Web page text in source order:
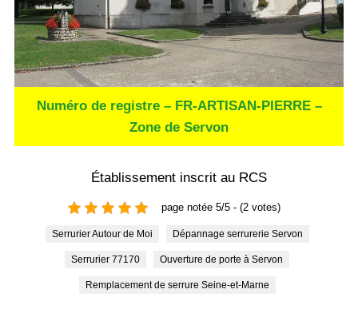
Numéro de registre – FR-ARTISAN-PIERRE –
Zone de Servon
Établissement inscrit au RCS
page notée 5/5 - (2 votes)
Serrurier Autour de Moi Dépannage serrurerie Servon
Serrurier 77170 Ouverture de porte à Servon
Remplacement de serrure Seine-et-Marne